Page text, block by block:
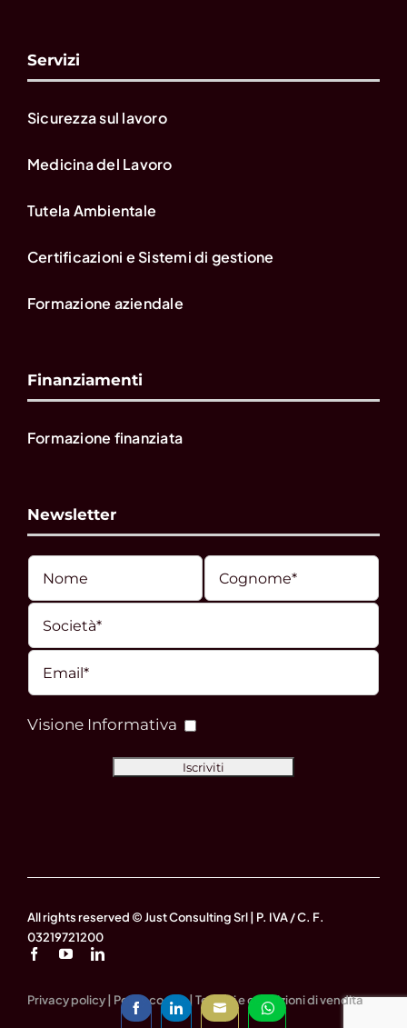
Servizi
Sicurezza sul lavoro
Medicina del Lavoro
Tutela Ambientale
Certificazioni e Sistemi di gestione
Formazione aziendale
Finanziamenti
Formazione finanziata
Newsletter
Visione Informativa
All rights reserved © Just Consulting Srl | P. IVA / C. F.
03219721200
Privacy policy| Policy cookie| Termini e condizioni di vendita